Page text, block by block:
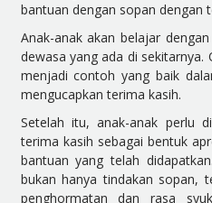
bantuan dengan sopan dengan
Anak-anak akan belajar
dewasa yang ada di
menjadi contoh yang baik
mengucapkan terima kasih.
Setelah itu, anak-anak perlu
terima kasih sebagai bentuk
bantuan yang telah
bukan hanya tindakan sopan,
penghormatan dan rasa